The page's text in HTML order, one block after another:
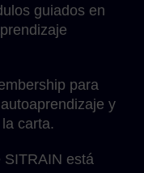
guiados en
para
y
carta.
SITRAIN está